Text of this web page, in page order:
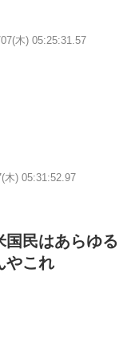
木) 05:25:31.57
木) 05:31:52.97
国民はあらゆる
やこれ